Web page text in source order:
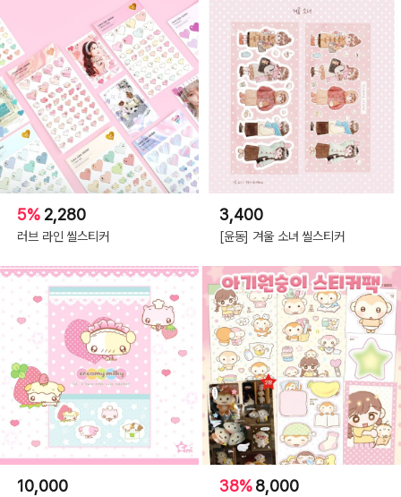
5% 2,280
러브 라인 씰스티커
3,400
[윤동] 겨울 소녀 씰스티커
10,000 38%8,000